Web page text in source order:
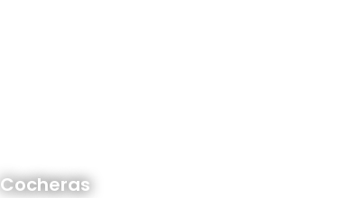
Cocheras